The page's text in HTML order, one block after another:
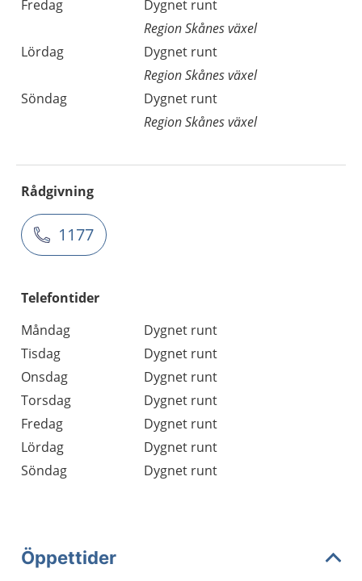
Fredag
Dygnet runt
Region Skånes växel
Lördag
Dygnet runt
Region Skånes växel
Söndag
Dygnet runt
Region Skånes växel
Rådgivning
1177
Telefontider
Måndag
Dygnet runt
Tisdag
Dygnet runt
Onsdag
Dygnet runt
Torsdag
Dygnet runt
Fredag
Dygnet runt
Lördag
Dygnet runt
Söndag
Dygnet runt
Öppettider